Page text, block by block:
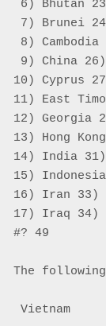
6) Bhutan
7) Brunei
8)
9) China
10) Cyprus
11) East
12) Georgia
13) Hong
14) India 31)
15)
16) Iran 33)
17) Iraq 34)
#? 49
The
Vietnam